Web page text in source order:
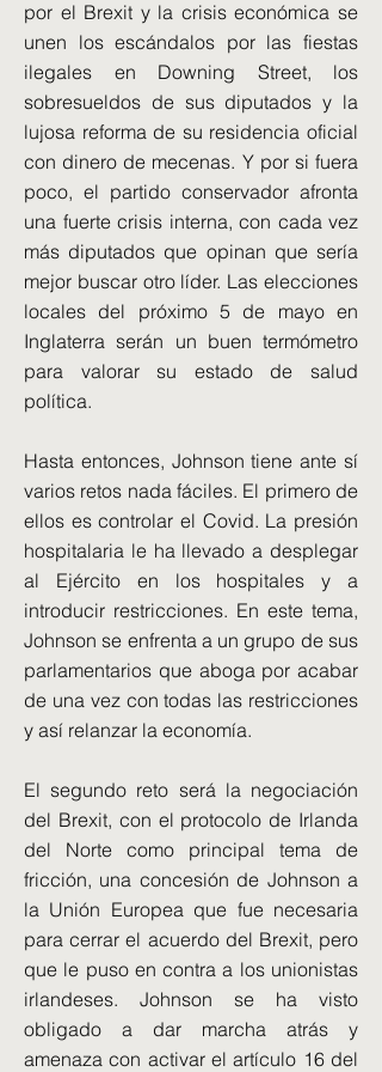
por el Brexit y la crisis económica se
unen los escándalos por las fiestas
ilegales en Downing Street, los
sobresueldos de sus diputados y la
lujosa reforma de su residencia oficial
con dinero de mecenas. Y por si fuera
poco, el partido conservador afronta
una fuerte crisis interna, con cada vez
más diputados que opinan que sería
mejor buscar otro líder. Las elecciones
locales del próximo 5 de mayo en
Inglaterra serán un buen termómetro
para valorar su estado de salud
política.
Hasta entonces, Johnson tiene ante sí
varios retos nada fáciles. El primero de
ellos es controlar el Covid. La presión
hospitalaria le ha llevado a desplegar
al Ejército en los hospitales y a
introducir restricciones. En este tema,
Johnson se enfrenta a un grupo de sus
parlamentarios que aboga por acabar
de una vez con todas las restricciones
y así relanzar la economía.
El segundo reto será la negociación
del Brexit, con el protocolo de Irlanda
del Norte como principal tema de
fricción, una concesión de Johnson a
la Unión Europea que fue necesaria
para cerrar el acuerdo del Brexit, pero
que le puso en contra a los unionistas
irlandeses. Johnson se ha visto
obligado a dar marcha atrás y
amenaza con activar el artículo 16 del